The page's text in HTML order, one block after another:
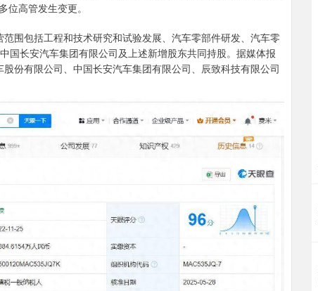
高管发生变更。
围包括工程和技术研究和试验发展、汽车零部件研发、汽车零
国长安汽车集团有限公司及上述新增股东共同持股。据媒体报
份有限公司、中国长安汽车集团有限公司、辰致科技有限公司